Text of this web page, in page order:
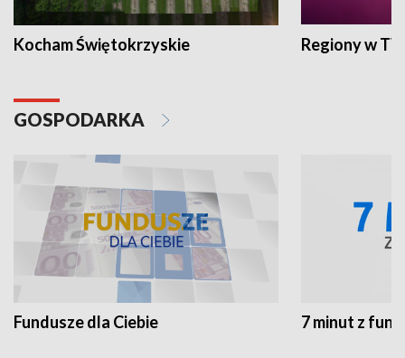
Kocham Świętokrzyskie Regiony w
GOSPODARKA
Fundusze dla Ciebie 7 minut z